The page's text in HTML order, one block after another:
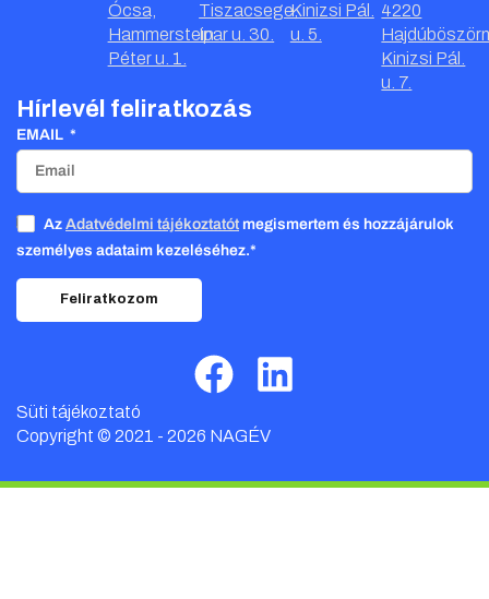
Ócsa,
Hammerstein
Péter u. 1.
Tiszacsege,
Ipar u. 30.
Kinizsi Pál.
u. 5.
4220
Kinizsi Pál.
u. 7.
Hírlevél feliratkozás
EMAIL
Az Adatvédelmi tájékoztatót megismertem és hozzájárulok
személyes adataim kezeléséhez.*
Feliratkozom
Süti tájékoztató
Copyright © 2021 - 2026 NAGÉV